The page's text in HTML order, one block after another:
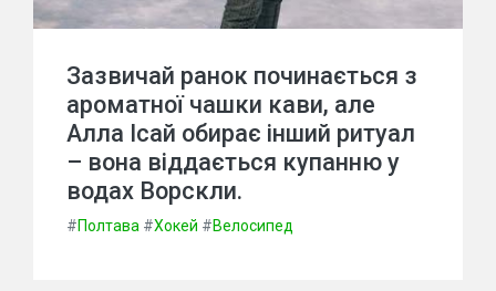
Зазвичай ранок починається з
ароматної чашки кави, але
Алла Ісай обирає інший ритуал
– вона віддається купанню у
водах Ворскли.
#Полтава #Хокей #Велосипед